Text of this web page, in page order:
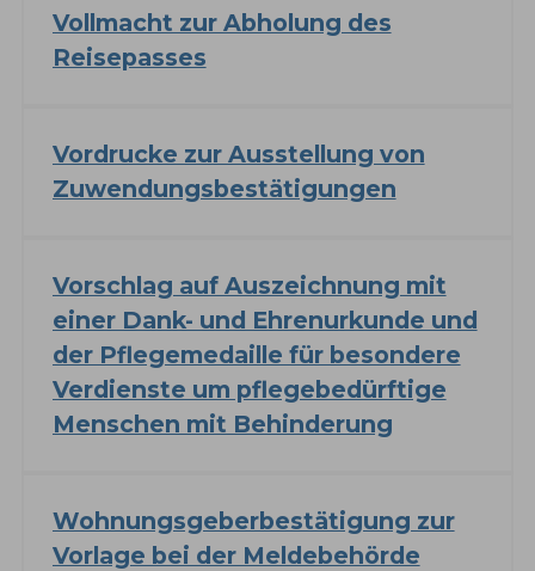
Vollmacht zur Abholung des
Reisepasses
Vordrucke zur Ausstellung von
Zuwendungsbestätigungen
Vorschlag auf Auszeichnung mit
einer Dank- und Ehrenurkunde und
der Pflegemedaille für besondere
Verdienste um pflegebedürftige
Menschen mit Behinderung
Wohnungsgeberbestätigung zur
Vorlage bei der Meldebehörde